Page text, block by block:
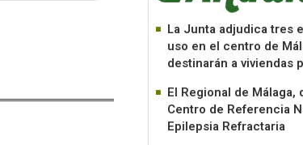
La Junta adjudica tres
uso en el centro de
destinarán a viviendas
El Regional de Málaga,
Centro de Referencia
Epilepsia Refractaria